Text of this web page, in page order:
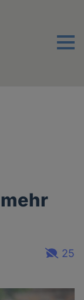
Menu
25